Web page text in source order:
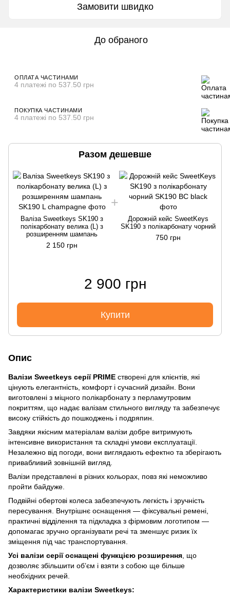
Замовити швидко
До обраного
ОПЛАТА ЧАСТИНАМИ
4 платежі по 537.50 грн
ПОКУПКА ЧАСТИНАМИ
4 платежі по 537.50 грн
Разом дешевше
Валіза Sweetkeys SK190 з
полікарбонату велика (L) з
розширенням шампань
2 150 грн
Дорожній кейс SweetKeys
SK190 з полікарбонату чорний
750 грн
2 900 грн
Купити
Опис
Валізи Sweetkeys серії PRIME створені для клієнтів, які
цінують елегантність, комфорт і сучасний дизайн. Вони
виготовлені з міцного полікарбонату з перламутровим
покриттям, що надає валізам стильного вигляду та забезпечує
високу стійкість до пошкоджень і подряпин.
Завдяки якісним матеріалам валізи добре витримують
інтенсивне використання та складні умови експлуатації.
Незалежно від погоди, вони виглядають ефектно та зберігають
привабливий зовнішній вигляд.
Валізи представлені в різних кольорах, повз які неможливо
пройти байдуже.
Подвійні обертові колеса забезпечують легкість і зручність
пересування. Внутрішнє оснащення — фіксувальні ремені,
практичні відділення та підкладка з фірмовим логотипом —
допомагає зручно організувати речі та зменшує ризик їх
зміщення під час транспортування.
Усі валізи серії оснащені функцією розширення , що
дозволяє збільшити об’єм і взяти з собою ще більше
необхідних речей.
Характеристики валізи Sweetkeys: